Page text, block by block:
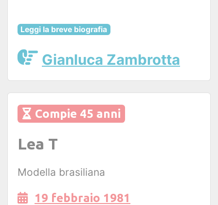
Leggi la breve biografia
Gianluca Zambrotta
Compie 45 anni
Lea T
Modella brasiliana
19 febbraio 1981